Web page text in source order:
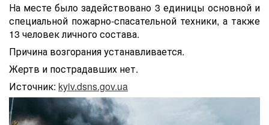
На месте было задействовано 3 единицы основной и
специальной пожарно-спасательной техники, а также
13 человек личного состава.
Причина возгорания устанавливается.
Жертв и пострадавших нет.
Источник: kyiv.dsns.gov.ua